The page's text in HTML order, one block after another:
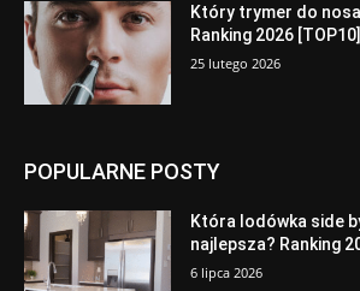
Który trymer do
Ranking 2026 [TOP10]
25 lutego 2026
POPULARNE POSTY
Która lodówka side
najlepsza? Ranking
6 lipca 2026